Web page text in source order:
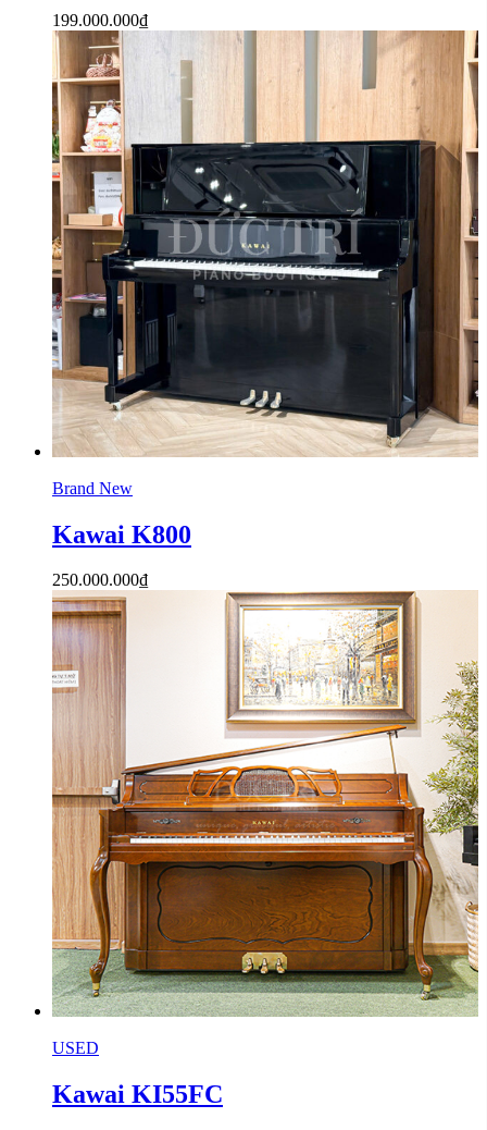
199.000.000₫
Brand New
Kawai K800
250.000.000₫
USED
Kawai KI55FC